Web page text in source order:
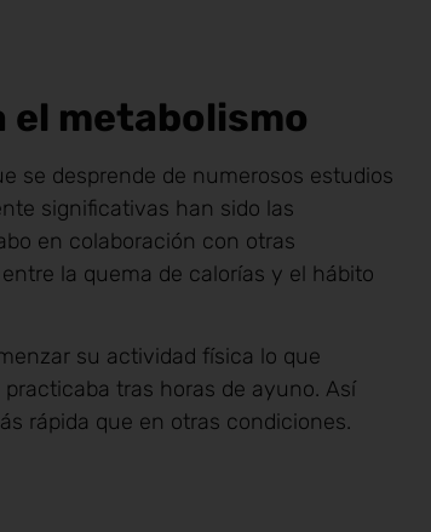
el metabolismo
se desprende de numerosos estudios
significativas han sido las
en colaboración con otras
la quema de calorías y el hábito
su actividad física lo que
tras horas de ayuno. Así
rápida que en otras condiciones.